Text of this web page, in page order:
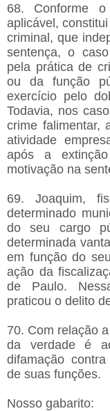
68. Conforme
aplicável,
criminal, que
sentença, o
pela prática de
ou da função
exercício pelo
Todavia, nos
crime falimentar,
atividade
após a
motivação na
69. Joaquim,
determinado
do seu cargo
determinada
em função do
ação da
de Paulo.
praticou o delito
70. Com relação
da verdade é
difamação
de suas funções.
Nosso gabarito: